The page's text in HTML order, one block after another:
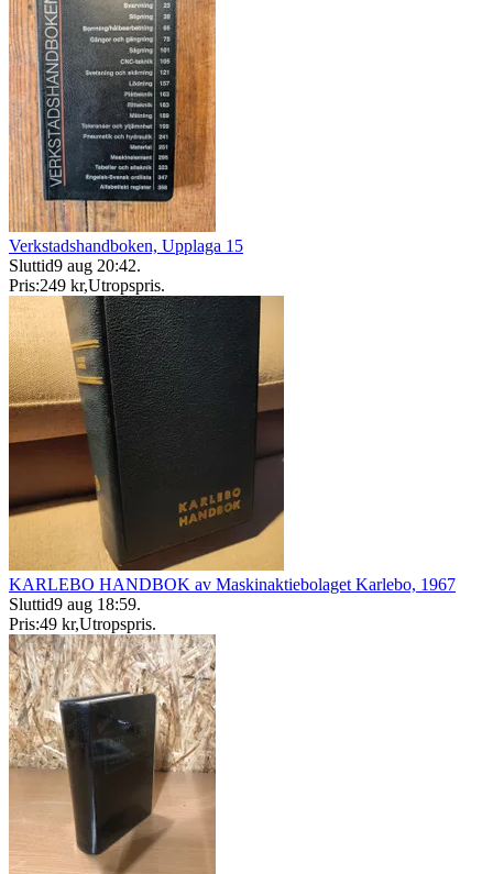
Verkstadshandboken, Upplaga 15
Sluttid9 aug 20:42.
Pris:249 kr,Utropspris.
KARLEBO HANDBOK av Maskinaktiebolaget Karlebo, 1967
Sluttid9 aug 18:59.
Pris:49 kr,Utropspris.